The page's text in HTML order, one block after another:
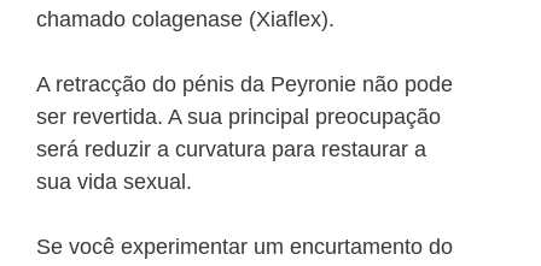
chamado colagenase (Xiaflex).
A retracção do pénis da Peyronie não pode
ser revertida. A sua principal preocupação
será reduzir a curvatura para restaurar a
sua vida sexual.
Se você experimentar um encurtamento do